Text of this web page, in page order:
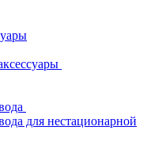
для нестационарной